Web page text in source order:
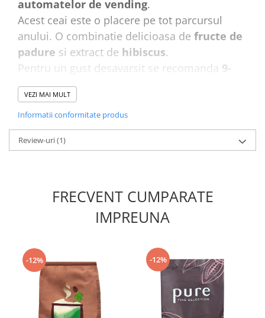
automatelor de vending.
Acest ceai este o placere pe tot parcursul
anului. O combinatie delicioasa de fructe de
padure si extract de hibiscus.
Pentru un gust desavarsit se recomanda 9-
10gde produs la
Produsul este ambalat in pungi de
bax contine10 pungi.
VEZI MAI MULT
Informatii conformitate produs
Review-uri(1)
FRECVENT CUMPARATE
IMPREUNA
-12% -12%